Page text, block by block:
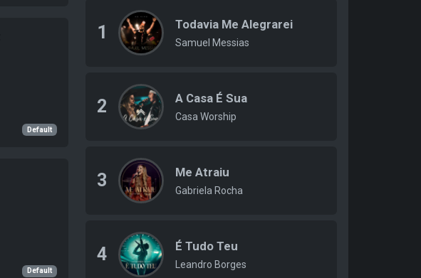
Default
Default
1 Todavia Me Alegrarei
Samuel Messias
2 A Casa É Sua
Casa Worship
3 Me Atraiu
Gabriela Rocha
4 É Tudo Teu
Leandro Borges